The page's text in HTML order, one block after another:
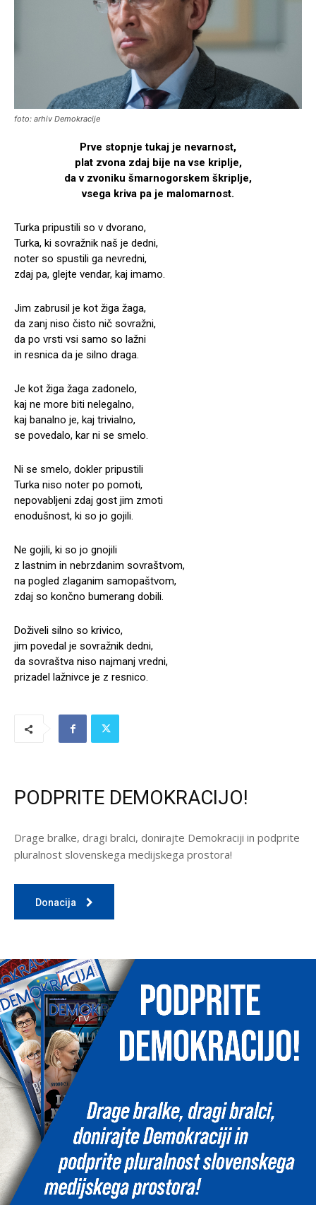
foto: arhiv Demokracije
Prve stopnje tukaj je nevarnost,
plat zvona zdaj bije na vse kriplje,
da v zvoniku šmarnogorskem škriplje,
vsega kriva pa je malomarnost.
Turka pripustili so v dvorano,
Turka, ki sovražnik naš je dedni,
noter so spustili ga nevredni,
zdaj pa, glejte vendar, kaj imamo.
Jim zabrusil je kot žiga žaga,
da zanj niso čisto nič sovražni,
da po vrsti vsi samo so lažni
in resnica da je silno draga.
Je kot žiga žaga zadonelo,
kaj ne more biti nelegalno,
kaj banalno je, kaj trivialno,
se povedalo, kar ni se smelo.
Ni se smelo, dokler pripustili
Turka niso noter po pomoti,
nepovabljeni zdaj gost jim zmoti
enodušnost, ki so jo gojili.
Ne gojili, ki so jo gnojili
z lastnim in nebrzdanim sovraštvom,
na pogled zlaganim samopaštvom,
zdaj so končno bumerang dobili.
Doživeli silno so krivico,
jim povedal je sovražnik dedni,
da sovraštva niso najmanj vredni,
prizadel lažnivce je z resnico.
PODPRITE DEMOKRACIJO!
Drage bralke, dragi bralci, donirajte Demokraciji in podprite
pluralnost slovenskega medijskega prostora!
Donacija